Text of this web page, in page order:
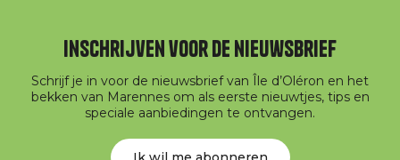
Inschrijven voor de nieuwsbrief
Schrijf je in voor de nieuwsbrief van Île d’Oléron en het
bekken van Marennes om als eerste nieuwtjes, tips en
speciale aanbiedingen te ontvangen.